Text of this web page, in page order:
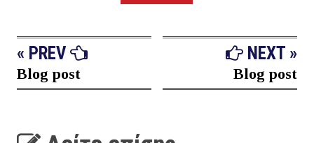
« PREV
Blog post
NEXT »
Blog post